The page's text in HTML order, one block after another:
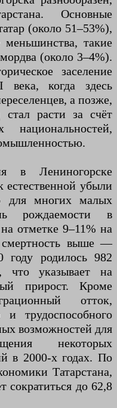
Основные
(около 51–53%),
такие
(около 3–4%).
заселение
когда здесь
а позже,
стал расти за счёт
в Лениногорске
убыли
для многих малых
рождаемости в
отметке 9–11% на
смертность выше —
году родилось 982
что указывает на
прирост. Кроме
отток,
трудоспособного
возможностей для
некоторых
в 2000-х годах. По
Татарстана,
сократиться до 62,8